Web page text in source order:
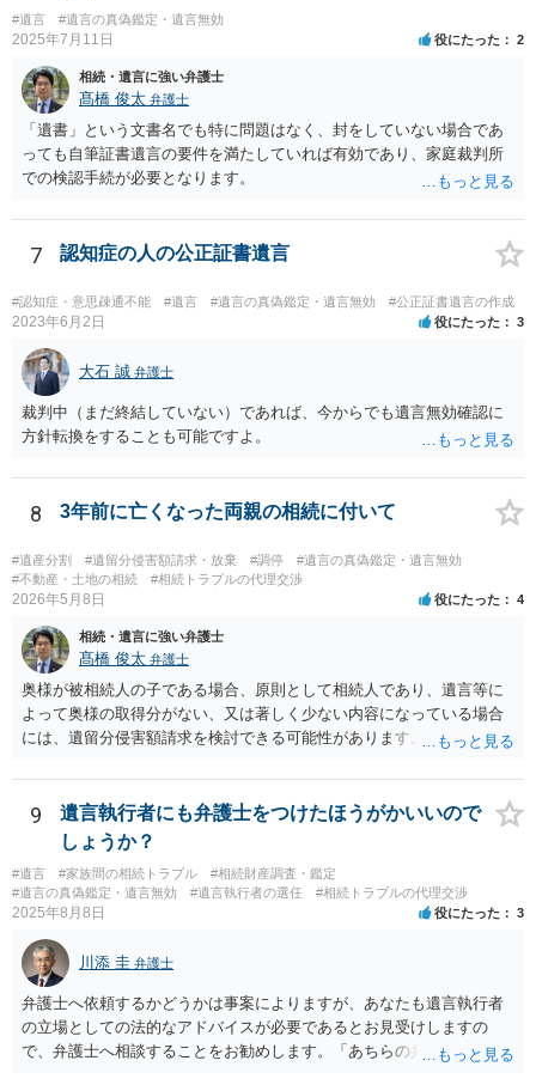
#遺言 #遺言の真偽鑑定・遺言無効
2025年7月11日 役にたった 2
相続・遺言に強い弁護士
髙橋 俊太 弁護士
「遺書」という文書名でも特に問題はなく、封をしていない場合であ
っても自筆証書遺言の要件を満たしていれば有効であり、家庭裁判所
での検認手続が必要となります。
7 認知症の人の公正証書遺言
#認知症・意思疎通不能 #遺言 #遺言の真偽鑑定・遺言無効 #公正証書遺言の作成
2023年6月2日 役にたった 3
大石 誠 弁護士
裁判中（まだ終結していない）であれば、今からでも遺言無効確認に
方針転換をすることも可能ですよ。
8 3年前に亡くなった両親の相続に付いて
#遺産分割 #遺留分侵害額請求・放棄 #調停
#遺言の真偽鑑定・遺言無効
#不動産・土地の相続
#相続トラブルの代理交渉
2026年5月8日 役にたった 4
相続・遺言に強い弁護士
髙橋 俊太 弁護士
奥様が被相続人の子である場合、原則として相続人であり、遺言等に
よって奥様の取得分がない、又は著しく少ない内容になっている場合
には、遺留分侵害額請求を検討できる可能性があります。ただし、
記の義務化に関する説明と混同されている可能性があります。相続登
記については、不動産を相続で取得したことを知った日から３年以内
に申請する義務があります。一方、遺留分侵害額請求は、相続開始お
よび遺留分を侵害する贈与・遺贈があったことを知った時から１年で
時効にかかります。また、相続開始から１０年が経過すると、認識の
有無にかかわらず行使できなくなります。 奥様がご両親の死亡を最近
効がいつから進むかは慎重に検討する必要があります。ただし、死亡
から３年が経過しているとのことですので、早急に戸籍、遺言の有
無、不動産登記、遺産分割協議書の有無を確認した方がよいでしょ
う。特に、お姉様側だけで不動産名義を変更している場合、遺言があ
ったのか、遺産分割協議書が作成されているのか、奥様の署名押印が
9
遺言執行者にも弁護士をつけたほうがかいいので
しょうか？
#遺言 #家族間の相続トラブル
#相続財産調査・鑑定
#遺言の真偽鑑定・遺言無効
#遺言執行者の選任 #相続トラブルの代理交渉
2025年8月8日 役にたった 3
川添 圭 弁護士
弁護士へ依頼するかどうかは事案によりますが、あなたも遺言執行者
の立場としての法的なアドバイスが必要であるとお見受けしますの
で、弁護士へ相談することをお勧めします。「あちらの弁護士」（元